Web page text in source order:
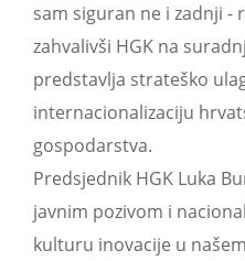
sam siguran ne i zadnji -
zahvalivši HGK na
predstavlja strateško
internacionalizaciju
gospodarstva.
Predsjednik HGK Luka
javnim pozivom i
kulturu inovacije u